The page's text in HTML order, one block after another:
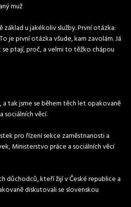
muž
u jakékoliv služby. První otázka:
je první otázka všude, kam zavolám. Já
se ptají, proč, a velmi to těžko chápou
tak jsme se během těch let opakovaně
sociálních věcí.
pro řízení sekce zaměstnanosti a
Ministerstvo práce a sociálních věcí
důchodců, kteří žijí v České republice a
diskutovali se slovenskou